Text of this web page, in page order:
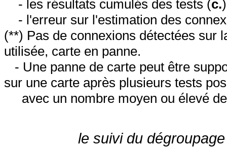
- les résultats cumulés des tests (c.
- l'erreur sur l'estimation des
(**) Pas de connexions détectées sur
utilisée, carte en panne.
- Une panne de carte peut être
sur une carte après plusieurs tests
avec un nombre moyen ou élevé
le suivi du